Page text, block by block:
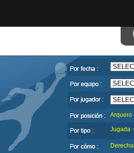
Arquero
Jugada
Derecha